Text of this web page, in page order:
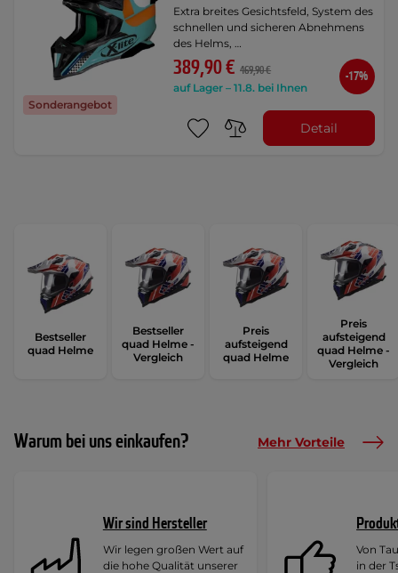
Sonderangebot
Extra breites Gesichtsfeld, System des
schnellen und sicheren Abnehmens
des Helms, …
389,90 € 469,90 €
auf Lager – 11.8. bei Ihnen
-17%
Detail
Bestseller
quad Helme
Bestseller
quad Helme -
Vergleich
Preis
aufsteigend
quad Helme
Preis
aufsteigend
quad Helme -
Vergleich
Warum bei uns einkaufen? Mehr Vorteile
Wir sind Hersteller
Wir legen großen Wert auf
die hohe Qualität unserer
Von
in der